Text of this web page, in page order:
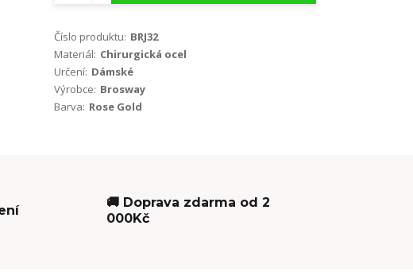
Číslo produktu: BRJ32
Materiál: Chirurgická ocel
Určení: Dámské
Výrobce: Brosway
Barva: Rose Gold
🚚 Doprava zdarma od 2
000Kč